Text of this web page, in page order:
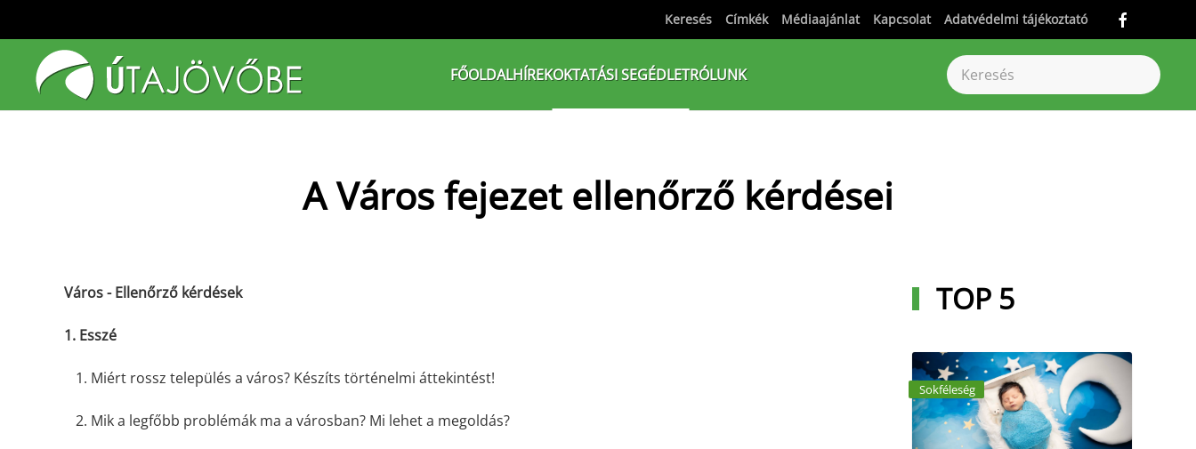
Fő tartalom átugrása
Keresés Címkék Médiaajánlat Kapcsolat Adatvédelmi tájékoztató
FŐOLDALHÍREKOKTATÁSI SEGÉDLETRÓLUNK
A Város fejezet ellenőrző kérdései
Város - Ellenőrző kérdések
1. Esszé
Miért rossz település a város? Készíts történelmi áttekintést!
Mik a legfőbb problémák ma a városban? Mi lehet a megoldás?
TOP 5
Sokféleség